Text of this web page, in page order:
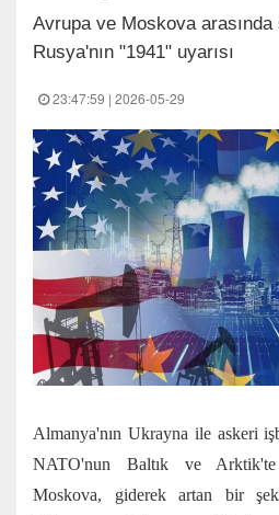
Avrupa ve Moskova
Rusya'nın "1941" uyarısı
23:47:59 | 2026-05-29
Almanya'nın Ukrayna ile askeri
NATO'nun Baltık ve Arktik'te
Moskova, giderek artan bir